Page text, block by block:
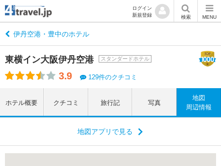
ログイン
新規登録
検索 MENU
伊丹空港・豊中のホテル
東横イン大阪伊丹空港 スタンダードホテル
3.9 129件のクチコミ
ホテル概要 クチコミ 旅行記 写真
地図
周辺情報
地図アプリで見る